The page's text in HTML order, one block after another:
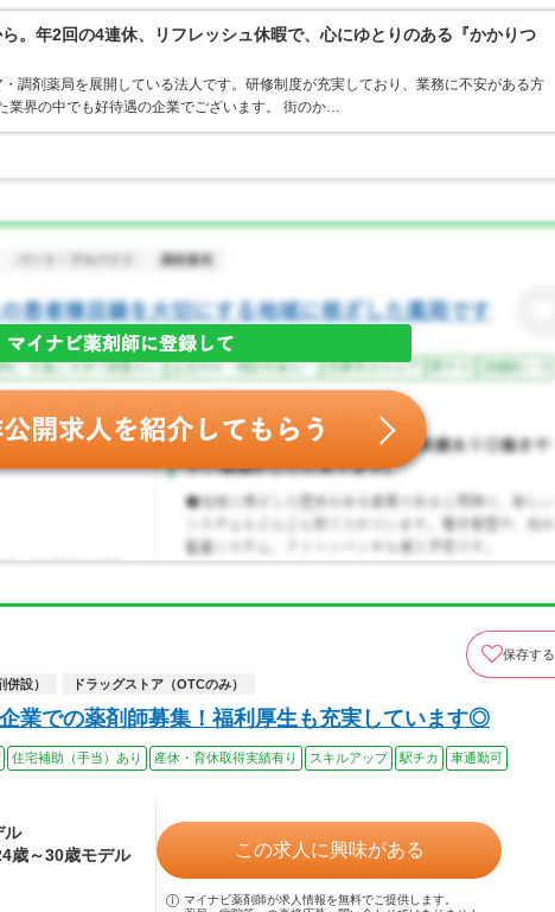
。年2回の4連休、リフレッシュ休暇で、心にゆとりのある『かかりつ
調剤薬局を展開している法人です。研修制度が充実しており、業務に不安がある方
業界の中でも好待遇の企業でございます。 街のか…
併設） ドラッグストア（OTCのみ）
保存する
業での薬剤師募集！福利厚生も充実しています◎
住宅補助（手当）あり 産休・育休取得実績有り スキルアップ 駅チカ
車通勤可
ル
歳～30歳モデル
この求人に興味がある
マイナビ薬剤師が求人情報を無料でご提供します。